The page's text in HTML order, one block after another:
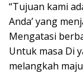
“Tujuan kami
Anda’ yang
Mengatasi
Untuk masa Di
melangkah